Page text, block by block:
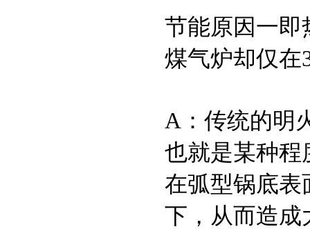
节能原因一即
煤气炉却仅在
A：传统的明
也就是某种程
在弧型锅底表
下，从而造成